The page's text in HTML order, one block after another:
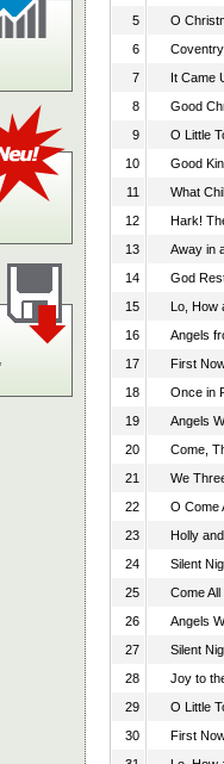
5
O
6
7
It Came
8
Good
9
O Little
10
Good
11
What
12
Hark!
13
Away in
14
God
15
Lo, How
16
Angels
17
First
18
Once in
19
Angels
20
Come,
21
We
22
O Come
23
Holly
24
Silent
25
Come All
26
Angels
27
Silent
28
Joy to
29
O Little
30
First